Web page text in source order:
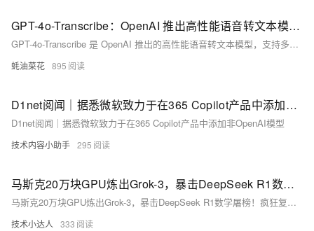
GPT-4o-Transcribe：OpenAI 推出高性能语音转文本模型！错误率暴降90%+方言通杀，Whisper当场退役
GPT-4o-Transcribe 是 OpenAI 推出的高性能语音转文本模型，支持多语言和方言，适用于复杂场景如呼叫中心和会议记录，定价为每分钟 0.006 美元。
蚝油菜花 895
D1net阅闻｜据悉微软致力于在365 Copilot产品中添加非OpenAI模型
D1net阅闻｜据悉微软致力于在365 Copilot产品中添加非OpenAI模型
技术内容小助手 295
马斯克20万块GPU炼出Grok-3，暴击DeepSeek R1数学屠榜！疯狂复仇OpenAI
马斯克20万块GPU炼出Grok-3，暴击DeepSeek R1数学屠榜！疯狂复仇OpenAI
技术小达人 333